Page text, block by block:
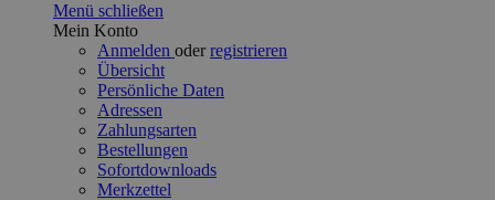
Menü schließen
Mein Konto
Anmelden oderregistrieren
Übersicht
Persönliche Daten
Adressen
Zahlungsarten
Bestellungen
Sofortdownloads
Merkzettel